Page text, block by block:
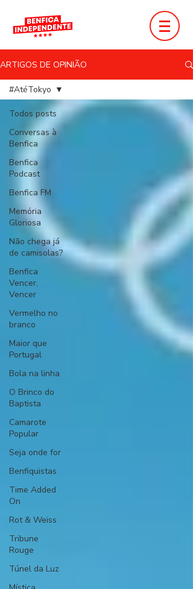
ARTIGOS DE OPINIÃO
Todos posts
Conversas à
Benfica
Benfica
Podcast
Benfica FM
Memória
Gloriosa
Não chega já
de camisolas?
Benfica
Vencer,
Vencer
Vermelho no
branco
Maior que
Portugal
Bola na linha
O Brinco do
Baptista
Camarote
Popular
Seja onde for
Benfiquistas
Time Added
On
Rot & Weiss
Tribune
Rouge
Túnel da Luz
#AtéTokyo